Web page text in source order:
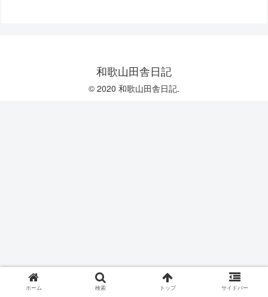
和歌山田舎日記
© 2020 和歌山田舎日記.
ホーム 検索 トップ サイドバー